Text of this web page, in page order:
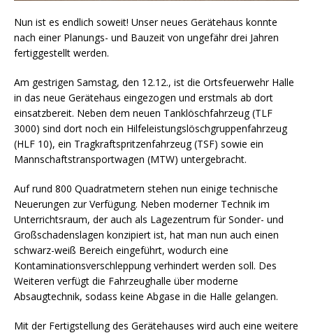
Nun ist es endlich soweit! Unser neues Gerätehaus konnte
nach einer Planungs- und Bauzeit von ungefähr drei Jahren
fertiggestellt werden.
Am gestrigen Samstag, den 12.12., ist die Ortsfeuerwehr Halle
in das neue Gerätehaus eingezogen und erstmals ab dort
einsatzbereit. Neben dem neuen Tanklöschfahrzeug (TLF
3000) sind dort noch ein Hilfeleistungslöschgruppenfahrzeug
(HLF 10), ein Tragkraftspritzenfahrzeug (TSF) sowie ein
Mannschaftstransportwagen (MTW) untergebracht.
Auf rund 800 Quadratmetern stehen nun einige technische
Neuerungen zur Verfügung. Neben moderner Technik im
Unterrichtsraum, der auch als Lagezentrum für Sonder- und
Großschadenslagen konzipiert ist, hat man nun auch einen
schwarz-weiß Bereich eingeführt, wodurch eine
Kontaminationsverschleppung verhindert werden soll. Des
Weiteren verfügt die Fahrzeughalle über moderne
Absaugtechnik, sodass keine Abgase in die Halle gelangen.
Mit der Fertigstellung des Gerätehauses wird auch eine weitere